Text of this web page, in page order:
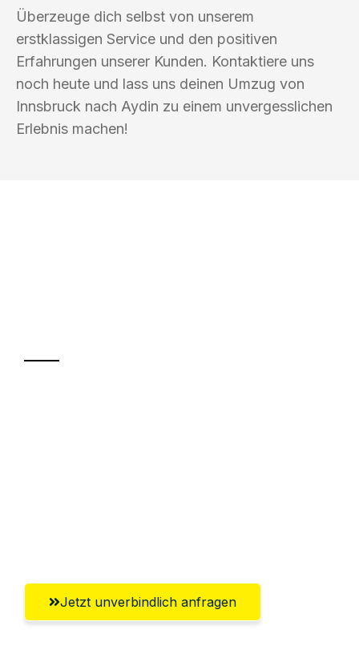
Überzeuge dich selbst von unserem
erstklassigen Service und den positiven
Erfahrungen unserer Kunden. Kontaktiere uns
noch heute und lass uns deinen Umzug von
Innsbruck nach Aydin zu einem unvergesslichen
Erlebnis machen!
Jetzt unverbindlich anfragen